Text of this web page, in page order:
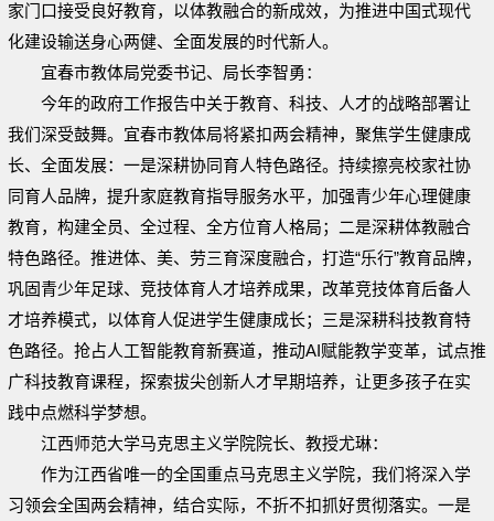
家门口接受良好教育，以体教融合的新成效，为推进中国式现代
化建设输送身心两健、全面发展的时代新人。
宜春市教体局党委书记、局长李智勇：
今年的政府工作报告中关于教育、科技、人才的战略部署让
我们深受鼓舞。宜春市教体局将紧扣两会精神，聚焦学生健康成
长、全面发展：一是深耕协同育人特色路径。持续擦亮校家社协
同育人品牌，提升家庭教育指导服务水平，加强青少年心理健康
教育，构建全员、全过程、全方位育人格局；二是深耕体教融合
特色路径。推进体、美、劳三育深度融合，打造“乐行”教育品牌，
巩固青少年足球、竞技体育人才培养成果，改革竞技体育后备人
才培养模式，以体育人促进学生健康成长；三是深耕科技教育特
色路径。抢占人工智能教育新赛道，推动AI赋能教学变革，试点推
广科技教育课程，探索拔尖创新人才早期培养，让更多孩子在实
践中点燃科学梦想。
江西师范大学马克思主义学院院长、教授尤琳：
作为江西省唯一的全国重点马克思主义学院，我们将深入学
习领会全国两会精神，结合实际，不折不扣抓好贯彻落实。一是